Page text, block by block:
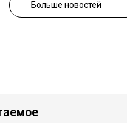
Больше новостей